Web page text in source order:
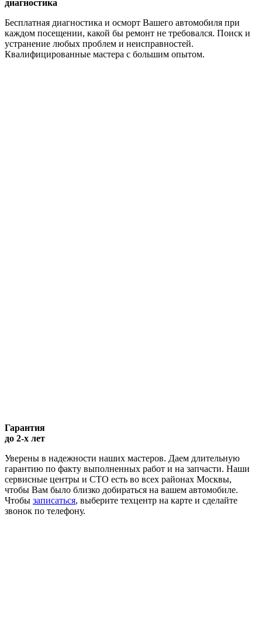
диагностика
Бесплатная диагностика и осморт Вашего автомобиля при
каждом посещении, какой бы ремонт не требовался. Поиск и
устранение любых проблем и неисправностей.
Квалифицированные мастера с большим опытом.
Гарантия
до 2-х лет
Уверены в надежности наших мастеров. Даем длительную
гарантию по факту выполненных работ и на запчасти. Наши
сервисные центры и СТО есть во всех районах Москвы,
чтобы Вам было близко добираться на вашем автомобиле.
Чтобы записаться, выберите техцентр на карте и сделайте
звонок по телефону.